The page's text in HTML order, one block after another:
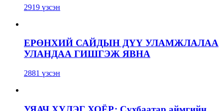
2919 үзсэн
ЕРӨНХИЙ САЙДЫН ДҮҮ УЛАМЖЛАЛАА
УЛАНДАА ГИШГЭЖ ЯВНА
2881 үзсэн